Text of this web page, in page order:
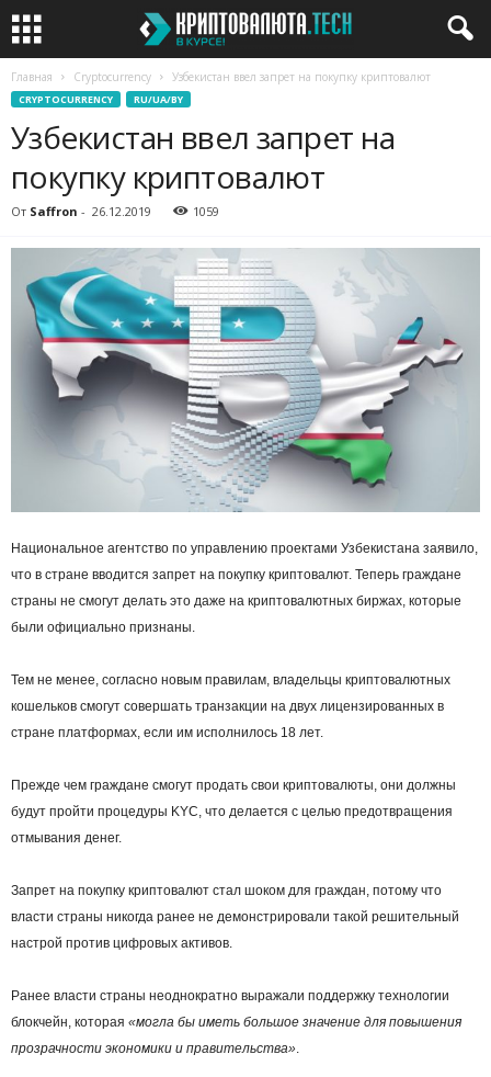
Главная Cryptocurrency Узбекистан ввел запрет на покупку криптовалют
CRYPTOCURRENCY RU/UA/BY
Узбекистан ввел запрет на
покупку криптовалют
От Saffron - 26.12.2019 1059
Национальное агентство по управлению проектами Узбекистана заявило,
что в стране вводится запрет на покупку криптовалют. Теперь граждане
страны не смогут делать это даже на криптовалютных биржах, которые
были официально признаны.
Тем не менее, согласно новым правилам, владельцы криптовалютных
кошельков смогут совершать транзакции на двух лицензированных в
стране платформах, если им исполнилось 18 лет.
Прежде чем граждане смогут продать свои криптовалюты, они должны
будут пройти процедуры KYC, что делается с целью предотвращения
отмывания денег.
Запрет на покупку криптовалют стал шоком для граждан, потому что
власти страны никогда ранее не демонстрировали такой решительный
настрой против цифровых активов.
Ранее власти страны неоднократно выражали поддержку технологии
блокчейн, которая «могла бы иметь большое значение для повышения
прозрачности экономики и правительства»